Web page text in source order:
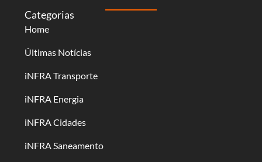
Categorias
Home
Últimas Notícias
iNFRA Transporte
iNFRA Energia
iNFRA Cidades
iNFRA Saneamento